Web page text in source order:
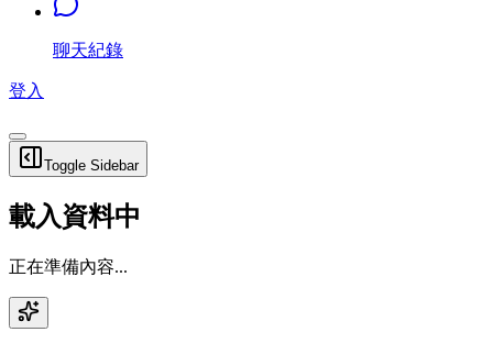
聊天紀錄
登入
Toggle Sidebar
載入資料中
正在準備內容...